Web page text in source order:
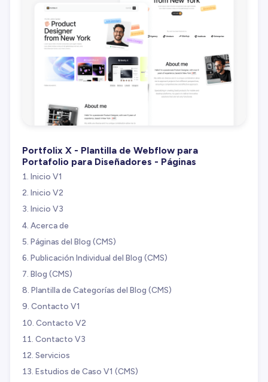
Portfolix X - Plantilla de Webflow para
Portafolio para Diseñadores - Páginas
Inicio V1
Inicio V2
Inicio V3
Acerca de
Páginas del Blog (CMS)
Publicación Individual del Blog (CMS)
Blog (CMS)
Plantilla de Categorías del Blog (CMS)
Contacto V1
Contacto V2
Contacto V3
Servicios
Estudios de Caso V1 (CMS)